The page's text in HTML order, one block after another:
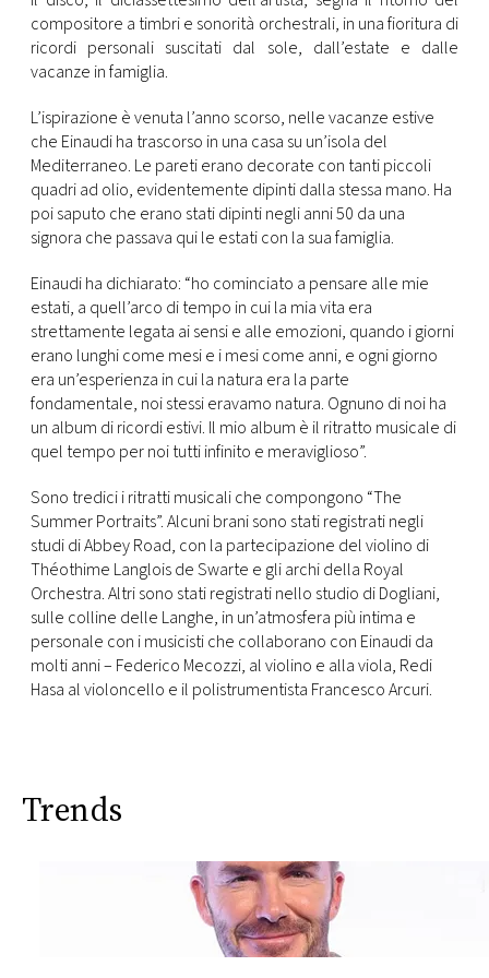
CONSIGLIA
compositore a timbri e sonorità orchestrali, in una fioritura di
ricordi personali suscitati dal sole, dall’estate e dalle
vacanze in famiglia.
L’ispirazione è venuta l’anno scorso, nelle vacanze estive
che Einaudi ha trascorso in una casa su un’isola del
Mediterraneo. Le pareti erano decorate con tanti piccoli
quadri ad olio, evidentemente dipinti dalla stessa mano. Ha
poi saputo che erano stati dipinti negli anni 50 da una
signora che passava qui le estati con la sua famiglia.
Einaudi ha dichiarato: “ho cominciato a pensare alle mie
estati, a quell’arco di tempo in cui la mia vita era
strettamente legata ai sensi e alle emozioni, quando i giorni
erano lunghi come mesi e i mesi come anni, e ogni giorno
era un’esperienza in cui la natura era la parte
fondamentale, noi stessi eravamo natura. Ognuno di noi ha
un album di ricordi estivi. Il mio album è il ritratto musicale di
quel tempo per noi tutti infinito e meraviglioso”.
Sono tredici i ritratti musicali che compongono “The
Summer Portraits”. Alcuni brani sono stati registrati negli
studi di Abbey Road, con la partecipazione del violino di
Théothime Langlois de Swarte e gli archi della Royal
Orchestra. Altri sono stati registrati nello studio di Dogliani,
sulle colline delle Langhe, in un’atmosfera più intima e
personale con i musicisti che collaborano con Einaudi da
molti anni – Federico Mecozzi, al violino e alla viola, Redi
Hasa al violoncello e il polistrumentista Francesco Arcuri.
Trends